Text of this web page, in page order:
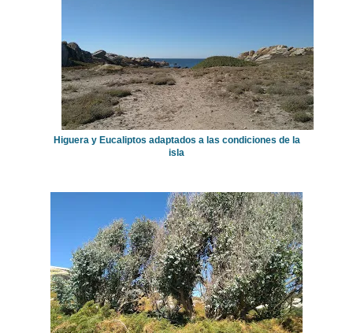
Higuera y Eucaliptos adaptados a las condiciones de la
isla